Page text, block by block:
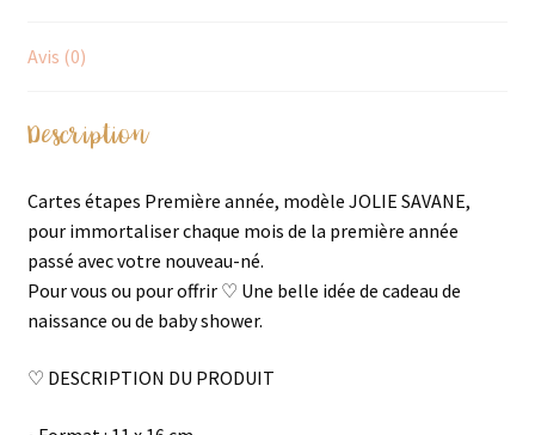
Avis (0)
Description
Cartes étapes Première année, modèle JOLIE SAVANE,
pour immortaliser chaque mois de la première année
passé avec votre nouveau-né.
Pour vous ou pour offrir ♡ Une belle idée de cadeau de
naissance ou de baby shower.
♡ DESCRIPTION DU PRODUIT